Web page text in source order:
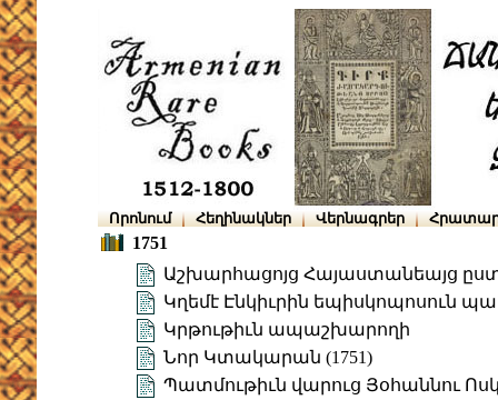
Որոնում Հեղինակներ Վերնագրեր
1751
Աշխարհացոյց Հայաստանեայց
Կղեմէ Էնկիւրին եպիսկոպոսուն
Կրթութիւն ապաշխարողի
Նոր Կտակարան (1751)
Պատմութիւն վարուց Յօհաննու